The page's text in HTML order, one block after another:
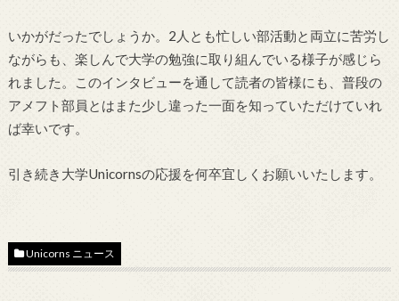
いかがだったでしょうか。2人とも忙しい部活動と両立に苦労し
ながらも、楽しんで大学の勉強に取り組んでいる様子が感じら
れました。このインタビューを通して読者の皆様にも、普段の
アメフト部員とはまた少し違った一面を知っていただけていれ
ば幸いです。
引き続き大学Unicornsの応援を何卒宜しくお願いいたします。
Unicorns ニュース